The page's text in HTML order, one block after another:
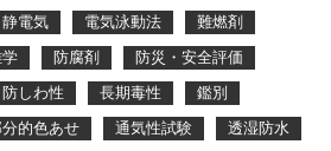
静電気 電気泳動法
難燃剤
防腐剤
防災・安全評価
防しわ性 長期毒性
鑑別
的色あせ 通気性試験
透湿防水